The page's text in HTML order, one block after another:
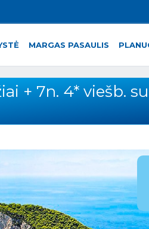
MARGAS PASAULIS
+ 7n. 4* viešb. su